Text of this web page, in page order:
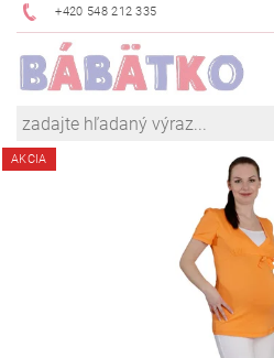
+420 548 212 335
AKCIA